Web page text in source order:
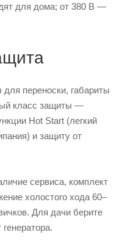
для дома; от 380 В —
переноски, габариты
класс защиты —
Hot Start (легкий
и защиту от
сервиса, комплект
холостого хода 60–
Для дачи берите